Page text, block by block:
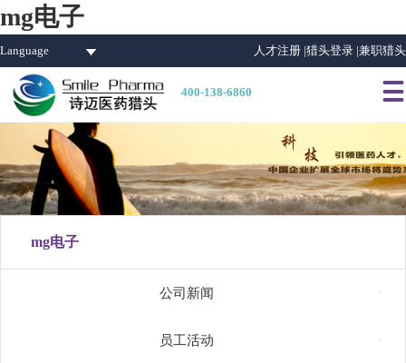
mg电子
Language 人才注册 |猎头登录 |兼职猎头
400-138-6860 
mg电子
公司新闻
员工活动